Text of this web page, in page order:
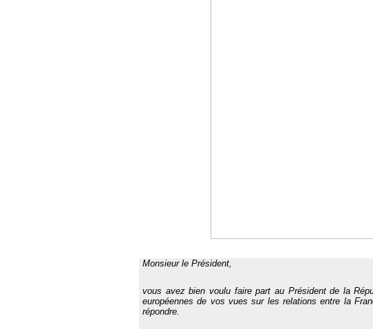
Monsieur le Président,
vous avez bien voulu faire part au Président de la
européennes de vos vues sur les relations entre la
répondre.